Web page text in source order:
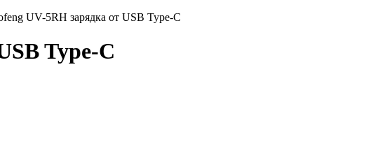
UV-5RH зарядка от USB Type-C
Type-C